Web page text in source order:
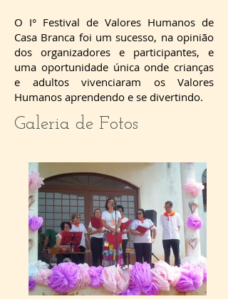
O I° Festival de Valores Humanos de
Casa Branca foi um sucesso, na opinião
dos organizadores e participantes, e
uma oportunidade única onde crianças
e adultos vivenciaram os Valores
Humanos aprendendo e se divertindo.
Galeria de Fotos